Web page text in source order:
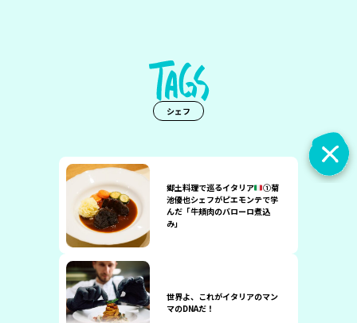
シェフ
郷土料理で巡るイタリア
①菊
池優也シェフがピエモンテで学
んだ「牛頬肉のバローロ煮込
み」
世界よ、これがイタリアのマン
マのDNAだ！